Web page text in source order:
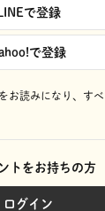
LINEで登録
で登録
をお読みになり、 す
トをお持ちの方
ログイン